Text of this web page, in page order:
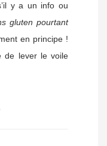
y a un info ou
gluten pourtant
en principe !
de lever le voile